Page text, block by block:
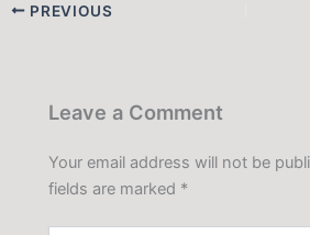
PREVIOUS
Leave a Comment
Your email address will not be
fields are marked *